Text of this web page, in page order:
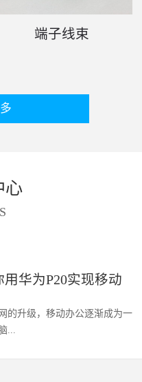
端子线束
心
华为P20实现移动
的升级，移动办公逐渐成为一
...